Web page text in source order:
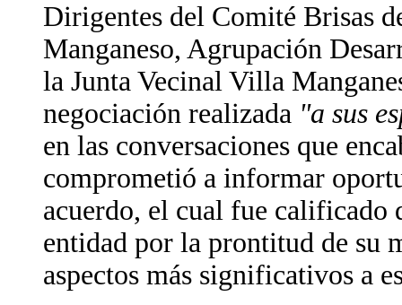
Dirigentes del Comité Brisas
Manganeso, Agrupación
la Junta Vecinal Villa
negociación realizada "a sus
en las conversaciones que
comprometió a informar
acuerdo, el cual fue calificado
entidad por la prontitud de su
aspectos más significativos a